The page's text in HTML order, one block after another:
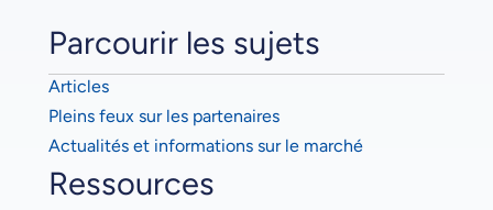
Parcourir les sujets
Articles
Pleins feux sur les partenaires
Actualités et informations sur le marché
Ressources